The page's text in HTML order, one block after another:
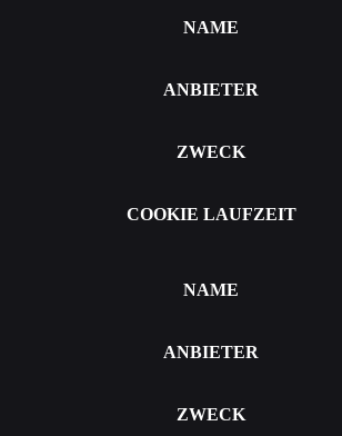
NAME
ANBIETER
ZWECK
COOKIE LAUFZEIT
NAME
ANBIETER
ZWECK